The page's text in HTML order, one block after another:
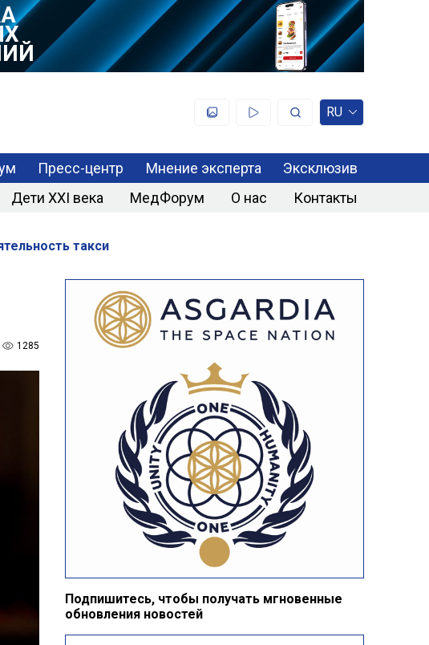
RU
Пресс-центр Мнение эксперта
Эксклюзив
Дети XXI века МедФорум О нас Контакты
такси
1285
Подпишитесь, чтобы получать мгновенные
обновления новостей